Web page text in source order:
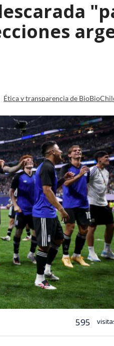
Ética y transparencia de
595